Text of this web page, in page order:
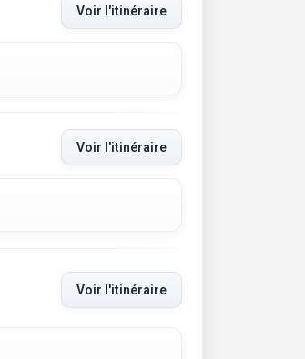
Voir l'itinéraire
Voir l'itinéraire
Voir l'itinéraire